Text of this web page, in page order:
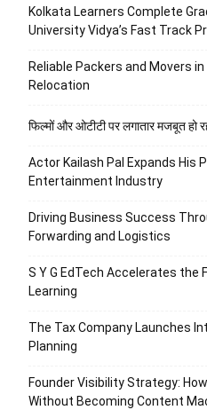
Kolkata Learners Complete
University Vidya’s Fast Track
Reliable Packers and Movers
Relocation
फिल्मों और ओटीटी पर लगातार मजबूत हो
Actor Kailash Pal Expands His
Entertainment Industry
Driving Business Success
Forwarding and Logistics
S Y G EdTech Accelerates the
Learning
The Tax Company Launches
Planning
Founder Visibility Strategy:
Without Becoming Content